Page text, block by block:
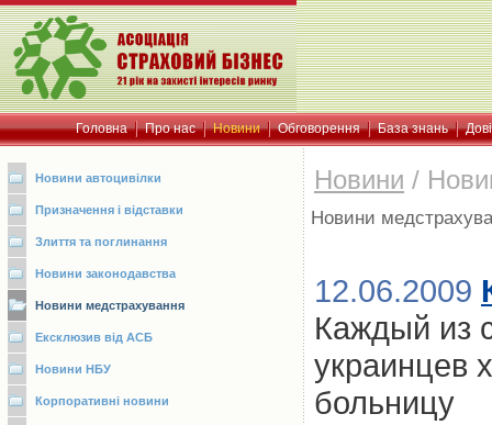
Головна Про нас Новини Обговорення База знань
Новини автоцивілки
Призначення і відставки
Злиття та поглинання
Новини законодавства
Новини медстрахування
Ексклюзив від АСБ
Новини НБУ
Корпоративні новини
Новини /
Новини
12.06.2009
Каждый из
украинцев
больницу